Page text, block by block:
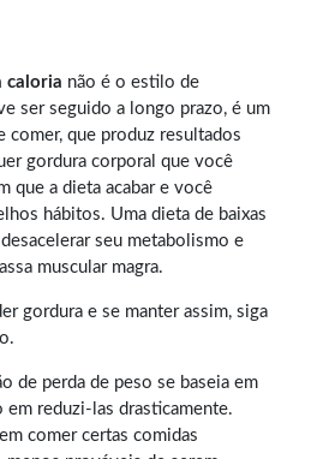
caloria não é o estilo de
ser seguido a longo prazo, é um
comer, que produz resultados
gordura corporal que você
que a dieta acabar e você
hábitos. Uma dieta de baixas
seu metabolismo e
muscular magra.
gordura e se manter assim, siga
de perda de peso se baseia em
em reduzi-las drasticamente.
em comer certas comidas